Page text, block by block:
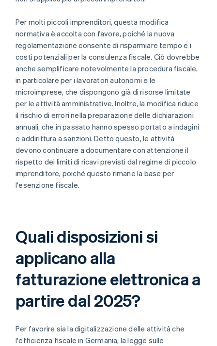
Per molti piccoli imprenditori, questa modifica
normativa è accolta con favore, poiché la nuova
regolamentazione consente di risparmiare tempo e i
costi potenziali per la consulenza fiscale. Ciò dovrebbe
anche semplificare notevolmente la procedura fiscale,
in particolare per i lavoratori autonomi e le
microimprese, che dispongono già di risorse limitate
per le attività amministrative. Inoltre, la modifica riduce
il rischio di errori nella preparazione delle dichiarazioni
annuali, che in passato hanno spesso portato a indagini
o addirittura a sanzioni. Detto questo, le attività
devono continuare a documentare con attenzione il
rispetto dei limiti di ricavi previsti dal regime di piccolo
imprenditore, poiché questo rimane la base per
l'esenzione fiscale.
Quali disposizioni si
applicano alla
fatturazione elettronica a
partire dal 2025?
Per favorire sia la digitalizzazione delle attività che
l'efficienza fiscale in Germania, la legge sulle